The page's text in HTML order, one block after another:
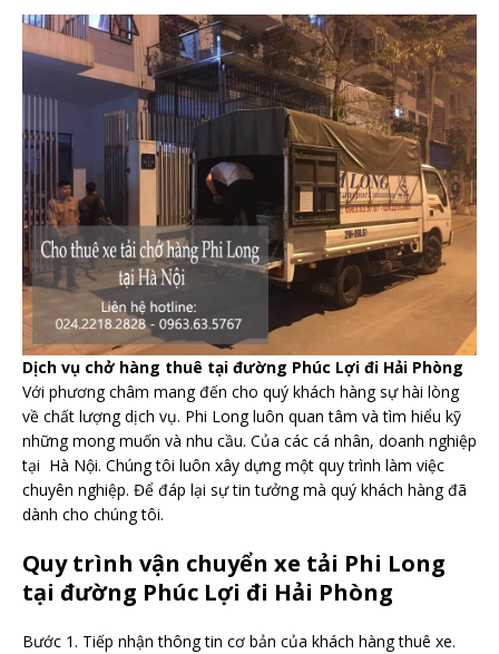
Dịch vụ chở hàng thuê tại đường Phúc Lợi đi Hải Phòng
Với phương châm mang đến cho quý khách hàng sự hài lòng
về chất lượng dịch vụ. Phi Long luôn quan tâm và tìm hiểu kỹ
những mong muốn và nhu cầu. Của các cá nhân, doanh nghiệp
tại Hà Nội. Chúng tôi luôn xây dựng một quy trình làm việc
chuyên nghiệp. Để đáp lại sự tin tưởng mà quý khách hàng đã
dành cho chúng tôi.
Quy trình vận chuyển xe tải Phi Long
tại đường Phúc Lợi đi Hải Phòng
Bước 1. Tiếp nhận thông tin cơ bản của khách hàng thuê xe.